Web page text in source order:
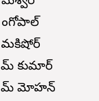
రాంగోపాల్
రామకిషోర్
రామ్ కుమార్
రామ్ మోహన్